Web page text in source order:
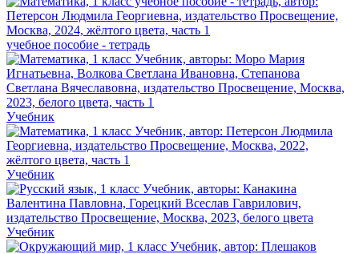
учебное пособие - тетрадь
Учебник
Учебник
Учебник